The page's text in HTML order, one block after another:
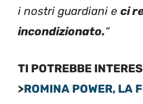
i nostri guardiani e ci
incondizionato.“
TI POTREBBE
>ROMINA POWER, LA